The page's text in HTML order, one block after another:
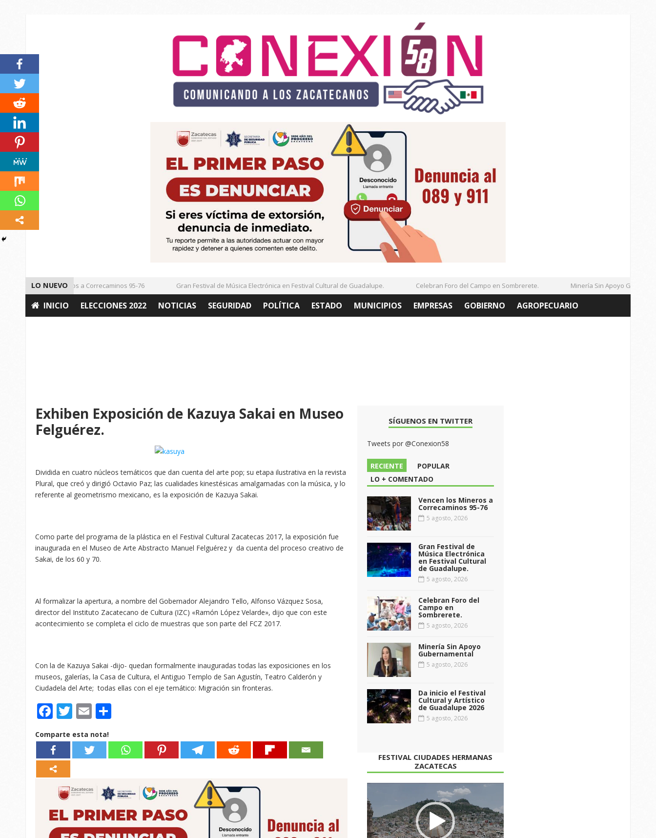
LO NUEVO
Vencen los Mineros a Correcaminos 95-76 Gran Festival de Música Electrónica en Festival Cultural de Guadalupe. Celebran Foro del Campo en Sombrerete. Minería Sin Apoyo
INICIO ELECCIONES 2022 NOTICIAS SEGURIDAD POLÍTICA ESTADO MUNICIPIOS EMPRESAS GOBIERNO AGROPECUARIO
Exhiben Exposición de Kazuya Sakai en Museo
Felguérez.
Dividida en cuatro núcleos temáticos que dan cuenta del arte pop; su etapa ilustrativa en la revista
Plural, que creó y dirigió Octavio Paz; las cualidades kinestésicas amalgamadas con la música, y lo
referente al geometrismo mexicano, es la exposición de Kazuya Sakai.
Como parte del programa de la plástica en el Festival Cultural Zacatecas 2017, la exposición fue
inaugurada en el Museo de Arte Abstracto Manuel Felguérez y da cuenta del proceso creativo de
Sakai, de los 60 y 70.
Al formalizar la apertura, a nombre del Gobernador Alejandro Tello, Alfonso Vázquez Sosa,
director del Instituto Zacatecano de Cultura (IZC) «Ramón López Velarde», dijo que con este
acontecimiento se completa el ciclo de muestras que son parte del FCZ 2017.
Con la de Kazuya Sakai -dijo- quedan formalmente inauguradas todas las exposiciones en los
museos, galerías, la Casa de Cultura, el Antiguo Templo de San Agustín, Teatro Calderón y
Ciudadela del Arte; todas ellas con el eje temático: Migración sin fronteras.
Facebook
Twitter
Email
Comparte esta nota!
SÍGUENOS EN TWITTER
Tweets por @Conexion58
RECIENTE
POPULAR
LO + COMENTADO
Vencen los Mineros a
Correcaminos 95-76
5 agosto, 2026
Gran Festival de
Música Electrónica
en Festival Cultural
de Guadalupe.
5 agosto, 2026
Celebran Foro del
Campo en
Sombrerete.
5 agosto, 2026
Minería Sin Apoyo
Gubernamental
5 agosto, 2026
Da inicio el Festival
Cultural y Artístico
de Guadalupe 2026
5 agosto, 2026
FESTIVAL CIUDADES HERMANAS
ZACATECAS
de
vídeo